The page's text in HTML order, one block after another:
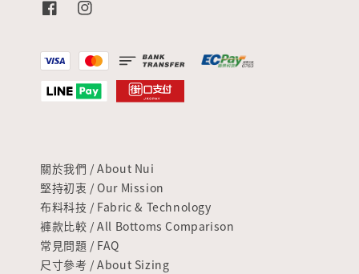
關於我們 / About Nui
堅持初衷 / Our Mission
布料科技 / Fabric & Technology
褲款比較 / All Bottoms Comparison
常見問題 / FAQ
尺寸參考 / About Sizing